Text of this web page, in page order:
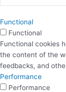
Functional
Functional
Functional cookies
the content of the
feedbacks, and
Performance
Performance